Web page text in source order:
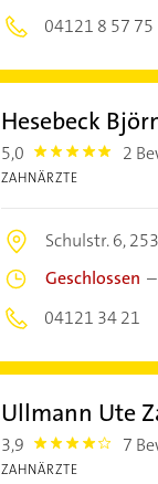
04121 8 57 75
Hesebeck
5,0 5.0 2
ZAHNÄRZTE
Schulstr. 6,
Geschlossen –
04121 34 21
Ullmann Ute
3,9 3.9 7
ZAHNÄRZTE